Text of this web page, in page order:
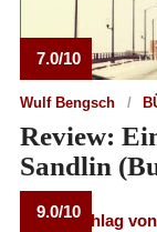
7.0/10
Wulf Bengsch
Review:
Sandlin
9.0/10